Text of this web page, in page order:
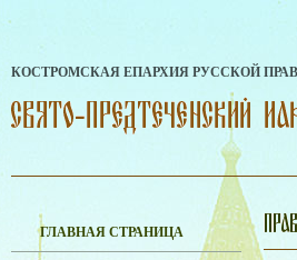
КОСТРОМСКАЯ ЕПАРХИЯ РУССКОЙ
ГЛАВНАЯ СТРАНИЦА